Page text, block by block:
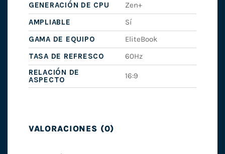
GENERACIÓN DE CPU
Zen+
AMPLIABLE
Sí
GAMA DE EQUIPO
EliteBook
TASA DE REFRESCO
60Hz
RELACIÓN DE
ASPECTO
16:9
VALORACIONES (0)